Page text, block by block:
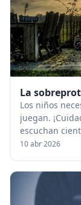
La
Los niños
juegan.
escuchan
de cualquier
10 abr 2026